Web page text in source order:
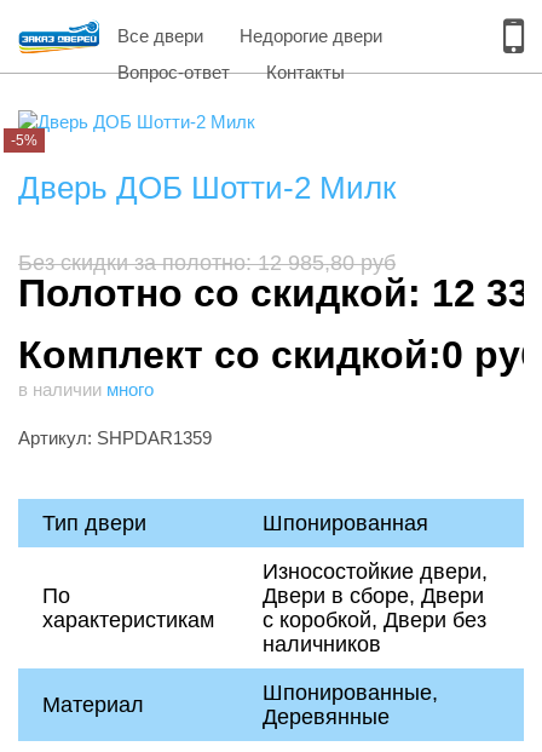
Все двери
Недорогие двери
Вопрос-ответ
Контакты
-5%
Дверь ДОБ Шотти-2 Милк
Без скидки за полотно: 12 985,80 руб
Полотно со скидкой: 12
Комплект со скидкой:0
в наличии много
Артикул: SHPDAR1359
Тип двери Шпонированная
По
характеристикам
Износостойкие двери,
Двери в сборе, Двери
с коробкой, Двери без
наличников
Материал
Шпонированные,
Деревянные